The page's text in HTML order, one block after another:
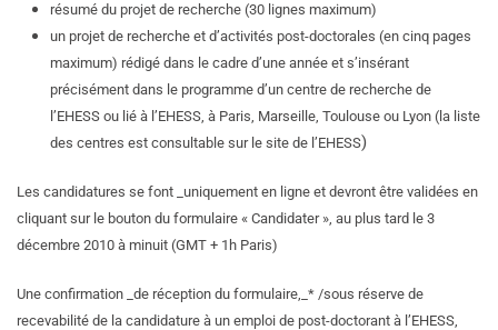
résumé du projet de recherche (30 lignes maximum)
un projet de recherche et d’activités post-doctorales (en cinq pages
maximum) rédigé dans le cadre d’une année et s’insérant
précisément dans le programme d’un centre de recherche de
l’EHESS ou lié à l’EHESS, à Paris, Marseille, Toulouse ou Lyon (la liste
des centres est consultable sur le site de l’EHESS)
Les candidatures se font _uniquement en ligne et devront être validées en
cliquant sur le bouton du formulaire « Candidater », au plus tard le 3
décembre 2010 à minuit (GMT + 1h Paris)
Une confirmation _de réception du formulaire,_* /sous réserve de
recevabilité de la candidature à un emploi de post-doctorant à l’EHESS,